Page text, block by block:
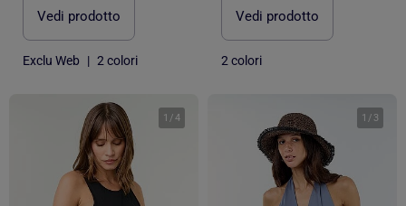
Vedi prodotto
Exclu Web | 2 colori
Vedi prodotto
2 colori
1 /4 1 / 3